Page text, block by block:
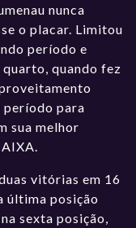
nunca
o placar. Limitou
período e
quando fez
para
sua melhor
vitórias em 16
última posição
sexta posição,